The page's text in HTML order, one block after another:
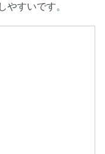
やすいです。